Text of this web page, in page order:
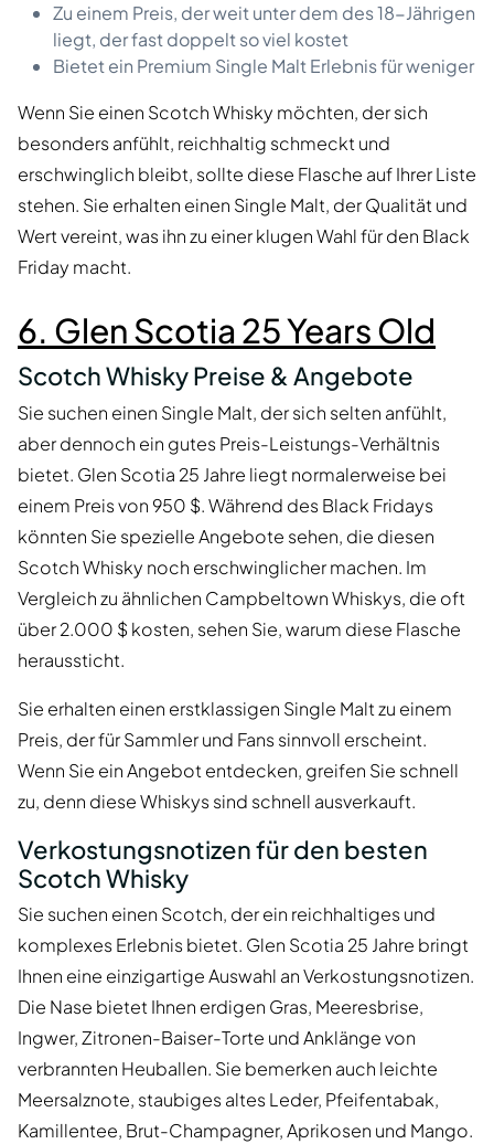
Zu einem Preis, der weit unter dem des 18-Jährigen
liegt, der fast doppelt so viel kostet
Bietet ein Premium Single Malt Erlebnis für weniger
Wenn Sie einen Scotch Whisky möchten, der sich
besonders anfühlt, reichhaltig schmeckt und
erschwinglich bleibt, sollte diese Flasche auf Ihrer Liste
stehen. Sie erhalten einen Single Malt, der Qualität und
Wert vereint, was ihn zu einer klugen Wahl für den Black
Friday macht.
6. Glen Scotia 25 Years Old
Scotch Whisky Preise & Angebote
Sie suchen einen Single Malt, der sich selten anfühlt,
aber dennoch ein gutes Preis-Leistungs-Verhältnis
bietet. Glen Scotia 25 Jahre liegt normalerweise bei
einem Preis von 950 $. Während des Black Fridays
könnten Sie spezielle Angebote sehen, die diesen
Scotch Whisky noch erschwinglicher machen. Im
Vergleich zu ähnlichen Campbeltown Whiskys, die oft
über 2.000 $ kosten, sehen Sie, warum diese Flasche
heraussticht.
Sie erhalten einen erstklassigen Single Malt zu einem
Preis, der für Sammler und Fans sinnvoll erscheint.
Wenn Sie ein Angebot entdecken, greifen Sie schnell
zu, denn diese Whiskys sind schnell ausverkauft.
Verkostungsnotizen für den besten
Scotch Whisky
Sie suchen einen Scotch, der ein reichhaltiges und
komplexes Erlebnis bietet. Glen Scotia 25 Jahre bringt
Ihnen eine einzigartige Auswahl an Verkostungsnotizen.
Die Nase bietet Ihnen erdigen Gras, Meeresbrise,
Ingwer, Zitronen-Baiser-Torte und Anklänge von
verbrannten Heuballen. Sie bemerken auch leichte
Meersalznote, staubiges altes Leder, Pfeifentabak,
Kamillentee, Brut-Champagner, Aprikosen und Mango.